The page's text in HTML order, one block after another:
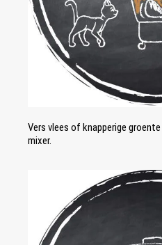
Vers vlees of knapperige
mixer.